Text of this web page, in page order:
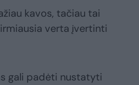
kavos, tačiau tai
verta įvertinti
gali padėti nustatyti